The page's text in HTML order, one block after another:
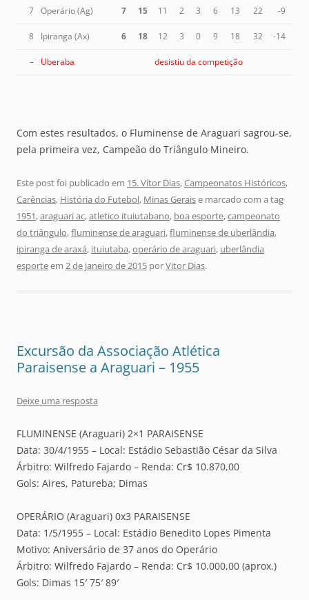
7 Operário (Ag) 7 15 11 2 3 6 13 22 -9
8 Ipiranga (Ax) 6 18 12 3 0 9 18 32 -14
– Uberaba desistiu da competição
Com estes resultados, o Fluminense de Araguari sagrou-se,
pela primeira vez, Campeão do Triângulo Mineiro.
Este post foi publicado em 15. Vítor Dias,Campeonatos Históricos,
Carências, História do Futebol, Minas Geraise marcado com a tag
1951,araguari ac,atletico ituiutabano, boa esporte,campeonato
do triângulo,fluminense de araguari,fluminense de uberlândia,
ipiranga de araxá, ituiutaba,operário de araguari, uberlândia
esporteem 2 de janeiro de 2015 porVitor Dias.
Excursão da Associação Atlética
Paraisense a Araguari – 1955
Deixe uma resposta
FLUMINENSE (Araguari) 2×1 PARAISENSE
Data: 30/4/1955 – Local: Estádio Sebastião César da Silva
Árbitro: Wilfredo Fajardo – Renda: Cr$ 10.870,00
Gols: Aires, Patureba; Dimas
OPERÁRIO (Araguari) 0x3 PARAISENSE
Data: 1/5/1955 – Local: Estádio Benedito Lopes Pimenta
Motivo: Aniversário de 37 anos do Operário
Árbitro: Wilfredo Fajardo – Renda: Cr$ 10.000,00 (aprox.)
Gols: Dimas 15′ 75′ 89′